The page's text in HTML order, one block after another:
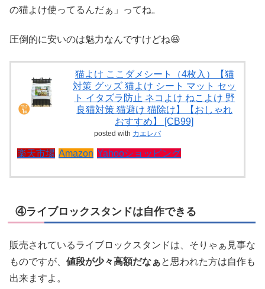
の猫よけ使ってるんだぁ」ってね。
圧倒的に安いのは魅力なんですけどね😆
猫よけ ここダメシート（4枚入）【猫
対策 グッズ 猫よけ シート マット セッ
ト イタズラ防止 ネコよけ ねこよけ 野
良猫対策 猫避け 猫除け】【おしゃれ
おすすめ】 [CB99]
posted with カエレバ
楽天市場 Amazon Yahooショッピング
④ライブロックスタンドは自作できる
販売されているライブロックスタンドは、そりゃぁ見事な
ものですが、 値段が少々高額だなぁと思われた方は自作も
出来ますよ。